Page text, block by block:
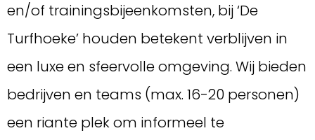
en/of trainingsbijeenkomsten, bij ‘De
Turfhoeke’ houden betekent verblijven in
een luxe en sfeervolle omgeving. Wij bieden
bedrijven en teams (max. 16-20 personen)
een riante plek om informeel te